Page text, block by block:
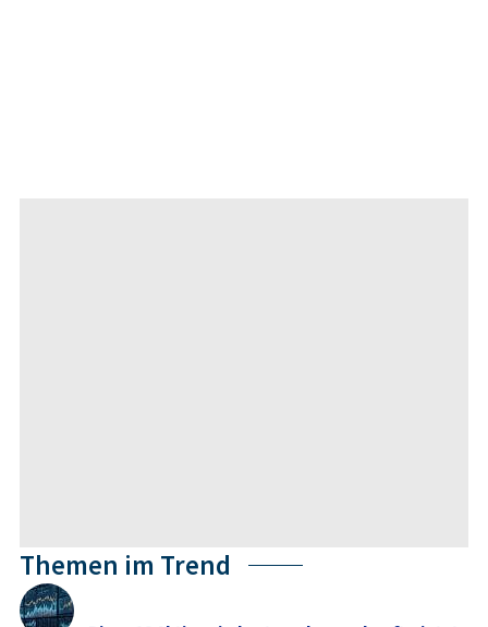
Themen im Trend